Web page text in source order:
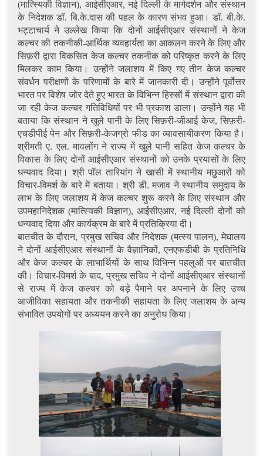
(मात्स्यिकी विज्ञान), आईसीएआर, नई दिल्ली के मार्गदर्शन और संस्थान
के निदेशक डॉ. बि.के.दास की पहल के कारण संभव हुआ। डॉ. बी.के.
भट्टाचार्य ने उल्लेख किया कि दोनों आईसीएआर संस्थानों ने केज
कल्चर की तकनीकी-आर्थिक व्यवहार्यता का आकलन करने के लिए और
सिफ़री द्वारा विकसित केज कल्चर तकनीक को परिष्कृत करने के लिए
मिलकर काम किया। उन्होंने जलाशय में किए गए तीन केज कल्चर
संवर्धन परीक्षणों के परिणामों के बारे में जानकारी दी। उन्होंने पूर्वोत्तर
भारत पर विशेष जोर देते हुए भारत के विभिन्न हिस्सों में संस्थान द्वारा की
जा रही केज कल्चर गतिविधियों पर भी प्रकाश डाला। उन्होंने यह भी
बताया कि संस्थान ने खुले पानी के लिए सिफ़री-जीआई केज, सिफ़री-
एचडीपीई पेन और सिफ़री-केजग्रो फीड का व्यावसायीकरण किया है।
श्रीमती ए. एल. मावलोंग ने राज्य में खुले पानी सहित केज कल्चर के
विकास के लिए दोनों आईसीएआर संस्थानों को उनके प्रयासों के लिए
धन्यवाद दिया। श्री पॉल तारियांग ने खासी में स्थानीय मछुआरों को
विचार-विमर्श के बारे में बताया। श्री डी. मजाव ने स्थानीय समुदाय के
लाभ के लिए जलाशय में केज कल्चर शुरू करने के लिए संस्थान और
उपमहानिदेशक (मात्स्यिकी विज्ञान), आईसीएआर, नई दिल्ली दोनों को
धन्यवाद दिया और कार्यक्रम के बारे में प्रतिक्रिया दी।
बातचीत के दौरान, प्रमुख सचिव और निदेशक (मत्स्य पालन), मेघालय
ने दोनों आईसीएआर संस्थानों के वैज्ञानिकों, एनएफडीबी के प्रतिनिधि
और केज कल्चर के लाभार्थियों के साथ विभिन्न पहलुओं पर बातचीत
की। विचार-विमर्श के बाद, प्रमुख सचिव ने दोनों आईसीएआर संस्थानों
से राज्य में केज कल्चर को बड़े पैमाने पर अपनाने के लिए उच्च
आजीविका सहायता और तकनीकी सहायता के लिए जलाशय के अन्य
संभावित उपयोगों पर अध्ययन करने का अनुरोध किया।